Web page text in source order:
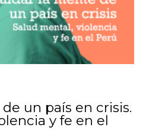
un país en crisis.
y fe en el